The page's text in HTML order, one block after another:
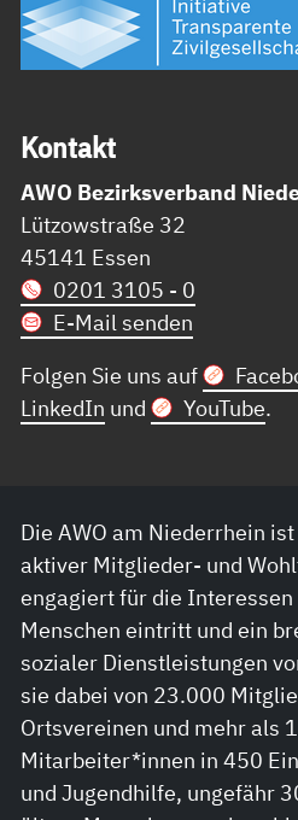
Kon­takt
AWO Bezirksverband
Lützowstraße 32
45141 Essen
0201 3105 - 0
E-Mail senden
Folgen Sie uns auf
LinkedIn und YouTube.
Die AWO am Niederrhein
aktiver Mitglieder- und
engagiert für die
Menschen eintritt und ein
sozialer Dienstleistungen
sie dabei von 23.000
Ortsvereinen und mehr als
Mitarbeiter*innen in 450
und Jugendhilfe, ungefähr